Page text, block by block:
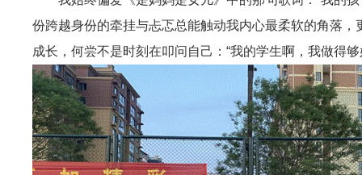
份跨越身份的牵挂与忐忑总能触动我内心最柔软的角落
成长，何尝不是时刻在叩问自己：“我的学生啊，我做得够